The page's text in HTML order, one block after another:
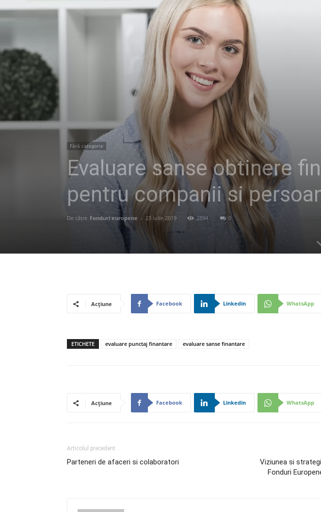
Fără categorie
Evaluare sanse obtinere
pentru companii si
De către Fonduri europene - 23 iulie 2019 2894 0
Acțiune Facebook Linkedin WhatsApp
ETICHETE evaluare punctaj finantare evaluare sanse finantare
Acțiune Facebook Linkedin WhatsApp
Articolul precedent
Parteneri de afaceri si colaboratori
Viziunea si
Fonduri